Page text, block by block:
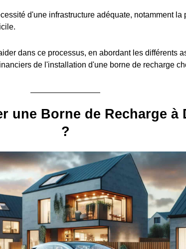
d'une infrastructure adéquate, notamment la
dans ce processus, en abordant les différents
de l'installation d'une borne de recharge
une Borne de Recharge à
?